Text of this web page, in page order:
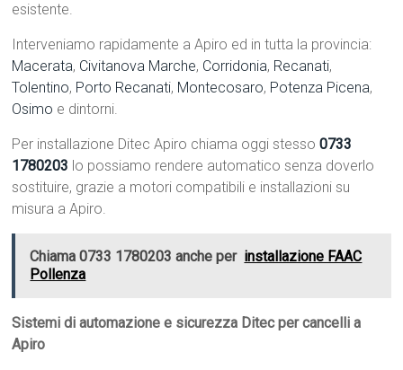
esistente.
Interveniamo rapidamente a Apiro ed in tutta la provincia:
Macerata, Civitanova Marche, Corridonia, Recanati,
Tolentino, Porto Recanati, Montecosaro, Potenza Picena,
Osimo e dintorni.
Per installazione Ditec Apiro chiama oggi stesso0733
1780203 lo possiamo rendere automatico senza doverlo
sostituire, grazie a motori compatibili e installazioni su
misura a Apiro.
Chiama 0733 1780203 anche per installazione FAAC
Pollenza
Sistemi di automazione e sicurezza Ditec per cancelli a
Apiro